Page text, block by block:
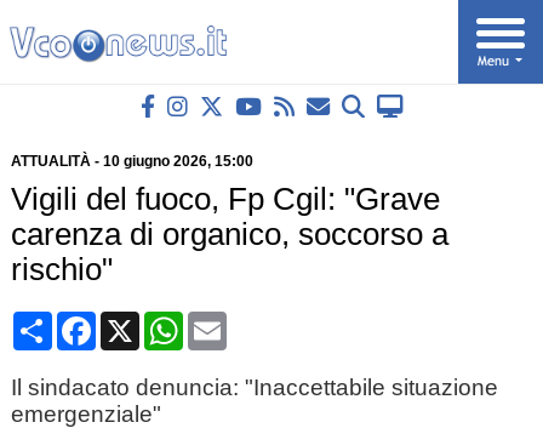
ATTUALITÀ- 10 giugno 2026, 15:00
Vigili del fuoco, Fp Cgil: "Grave
carenza di organico, soccorso a
rischio"
CondividiFacebook
X WhatsApp
Email
Il sindacato denuncia: "Inaccettabile situazione
emergenziale"